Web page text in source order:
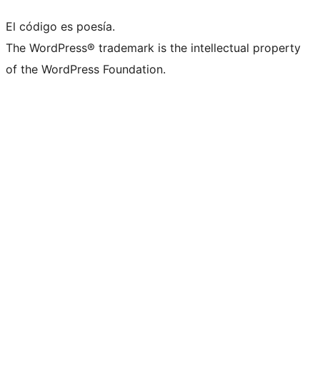
El código es poesía.
The WordPress® trademark is the intellectual property
of the WordPress Foundation.